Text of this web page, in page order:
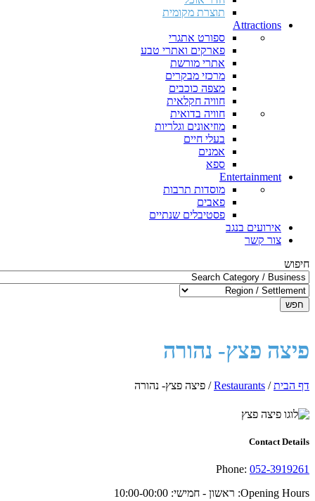
תוצרת מקומית
Attractions
ספורט אתגרי
פארקים ואתרי טבע
אתרי מורשת
מרכזי מבקרים
מצפה כוכבים
חוויה חקלאית
חוויה בדואית
מוזיאונים וגלריות
בעלי חיים
אמנים
ספא
Entertainment
מוסדות תרבות
פאבים
פסטיבלים שנתיים
אירועים בנגב
צור קשר
חיפוש
חפש
פיצה פצץ- נהורה
דף הבית/
Restaurants
/ פיצה פצץ- נהורה
Contact Details
Phone: 052-3919261
Opening Hours: ראשון - חמישי: 10:00-00:00